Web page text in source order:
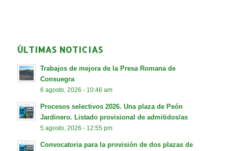
ÚLTIMAS NOTICIAS
Trabajos de mejora de la Presa Romana de
Consuegra
6 agosto, 2026 - 10:46 am
Procesos selectivos 2026. Una plaza de Peón
Jardinero. Listado provisional de admitidos/as
5 agosto, 2026 - 12:55 pm
Convocatoria para la provisión de dos plazas de